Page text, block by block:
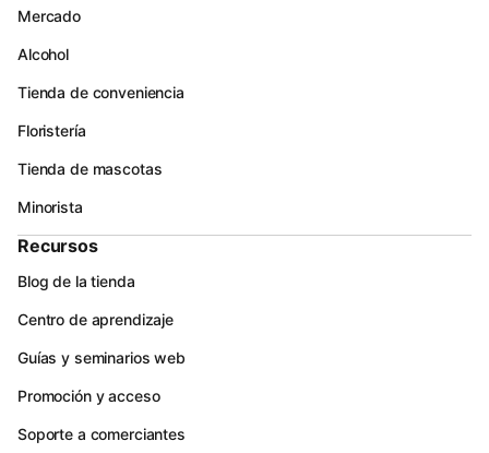
Mercado
Alcohol
Tienda de conveniencia
Floristería
Tienda de mascotas
Minorista
Recursos
Blog de la tienda
Centro de aprendizaje
Guías y seminarios web
Promoción y acceso
Soporte a comerciantes